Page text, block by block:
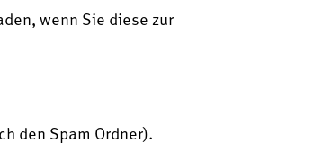
wenn Sie diese zur
den Spam Ordner).